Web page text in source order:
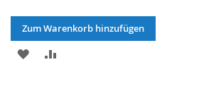
Zum Warenkorb hinzufügen
ZUR